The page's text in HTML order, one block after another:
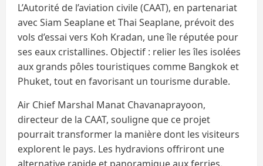
L’Autorité de l’aviation civile (CAAT), en partenariat
avec Siam Seaplane et Thai Seaplane, prévoit des
vols d’essai vers Koh Kradan, une île réputée pour
ses eaux cristallines. Objectif : relier les îles isolées
aux grands pôles touristiques comme Bangkok et
Phuket, tout en favorisant un tourisme durable.
Air Chief Marshal Manat Chavanaprayoon,
directeur de la CAAT, souligne que ce projet
pourrait transformer la manière dont les visiteurs
explorent le pays. Les hydravions offriront une